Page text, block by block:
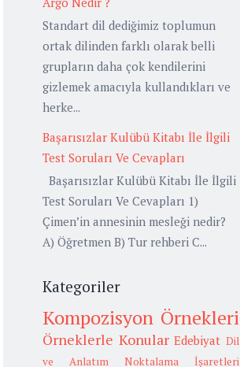
Standart dil dediğimiz toplumun
ortak dilinden farklı olarak belli
grupların daha çok kendilerini
gizlemek amacıyla kullandıkları ve
herke...
Başarısızlar Kulübü Kitabı İle İlgili
Test Soruları Ve Cevapları
Başarısızlar Kulübü Kitabı İle İlgili
Test Soruları Ve Cevapları 1)
Çimen’in annesinin mesleği nedir?
A) Öğretmen B) Tur rehberi C...
Kategoriler
Kompozisyon Örnekleri
Örneklerle Konular Edebiyat Dil
ve Anlatım
Noktalama İşaretleri